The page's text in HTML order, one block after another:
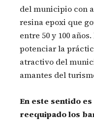
del municipio con
resina epoxi que
entre 50 y 100
potenciar la
atractivo del
amantes del
En este sentido
reequipado los